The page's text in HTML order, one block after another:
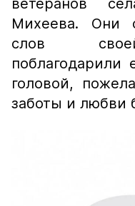
ветеранов
Михеева. Они
слов
головой,
заботы и любви